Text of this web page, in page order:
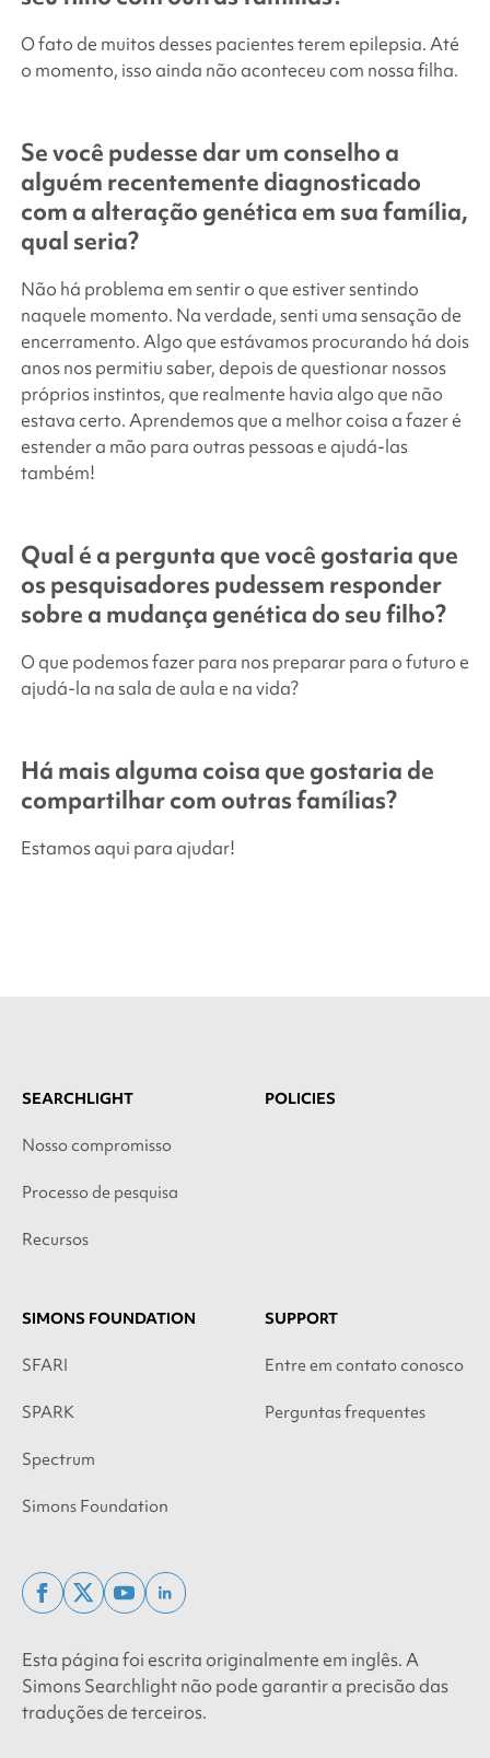
O fato de muitos desses pacientes terem epilepsia. Até
o momento, isso ainda não aconteceu com nossa filha.
Se você pudesse dar um conselho a
alguém recentemente diagnosticado
com a alteração genética em sua família,
qual seria?
Não há problema em sentir o que estiver sentindo
naquele momento. Na verdade, senti uma sensação de
encerramento. Algo que estávamos procurando há dois
anos nos permitiu saber, depois de questionar nossos
próprios instintos, que realmente havia algo que não
estava certo. Aprendemos que a melhor coisa a fazer é
estender a mão para outras pessoas e ajudá-las
também!
Qual é a pergunta que você gostaria que
os pesquisadores pudessem responder
sobre a mudança genética do seu filho?
O que podemos fazer para nos preparar para o futuro e
ajudá-la na sala de aula e na vida?
Há mais alguma coisa que gostaria de
compartilhar com outras famílias?
Estamos aqui para ajudar!
SEARCHLIGHT
Nosso compromisso
Processo de pesquisa
Recursos
POLICIES
SIMONS FOUNDATION
SFARI
SPARK
Spectrum
Simons Foundation
SUPPORT
Entre em contato conosco
Perguntas frequentes
facebook
x
youtubelinkedin
Esta página foi escrita originalmente em inglês. A
Simons Searchlight não pode garantir a precisão das
traduções de terceiros.